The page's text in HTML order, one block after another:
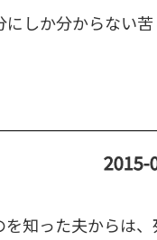
しか分からない
2015-
知った夫からは